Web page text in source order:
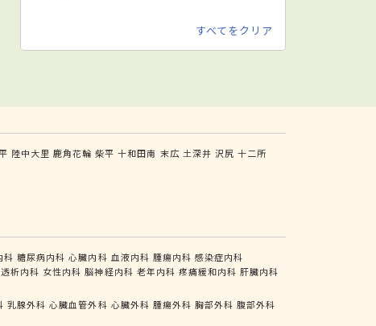
すべてをクリア
陸中大里 鹿角花輪 柴平 十和田南 末広 土深井 沢尻 十二所
科 糖尿病内科 心臓内科 血液内科 腫瘍内科 感染症内科
透析内科 女性内科 脳神経内科 老年内科 疼痛緩和内科 肝臓内科
乳腺外科 心臓血管外科 心臓外科 腫瘍外科 胸部外科 腹部外科